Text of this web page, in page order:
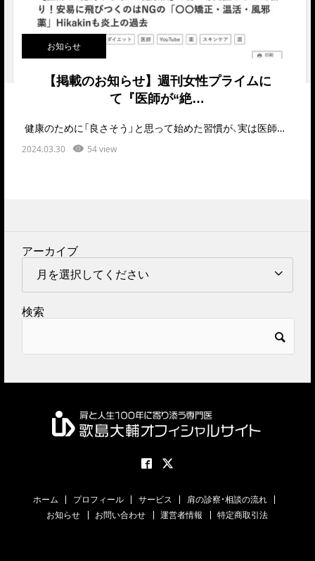
お知らせ
【掲載のお知らせ】週刊女性プライムに
て『医師が“絶…
健康のために「良さそう」と思って始めた習慣が、実は医師たちから「絶対にやらない」と言われるもの…
2024.03.30 54 view
アーカイブ
検索
ホーム プロフィール サービス
肩の診察・相談の流れ
お知らせ
お問い合わせ 運営者情報 特定商取引法